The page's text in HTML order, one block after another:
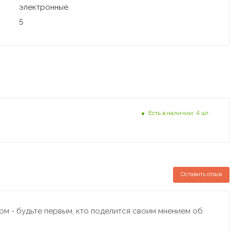
электронные
5
Есть в наличии: 4 шт
Оставить отзыв
- будьте первым, кто поделится своим мнением об